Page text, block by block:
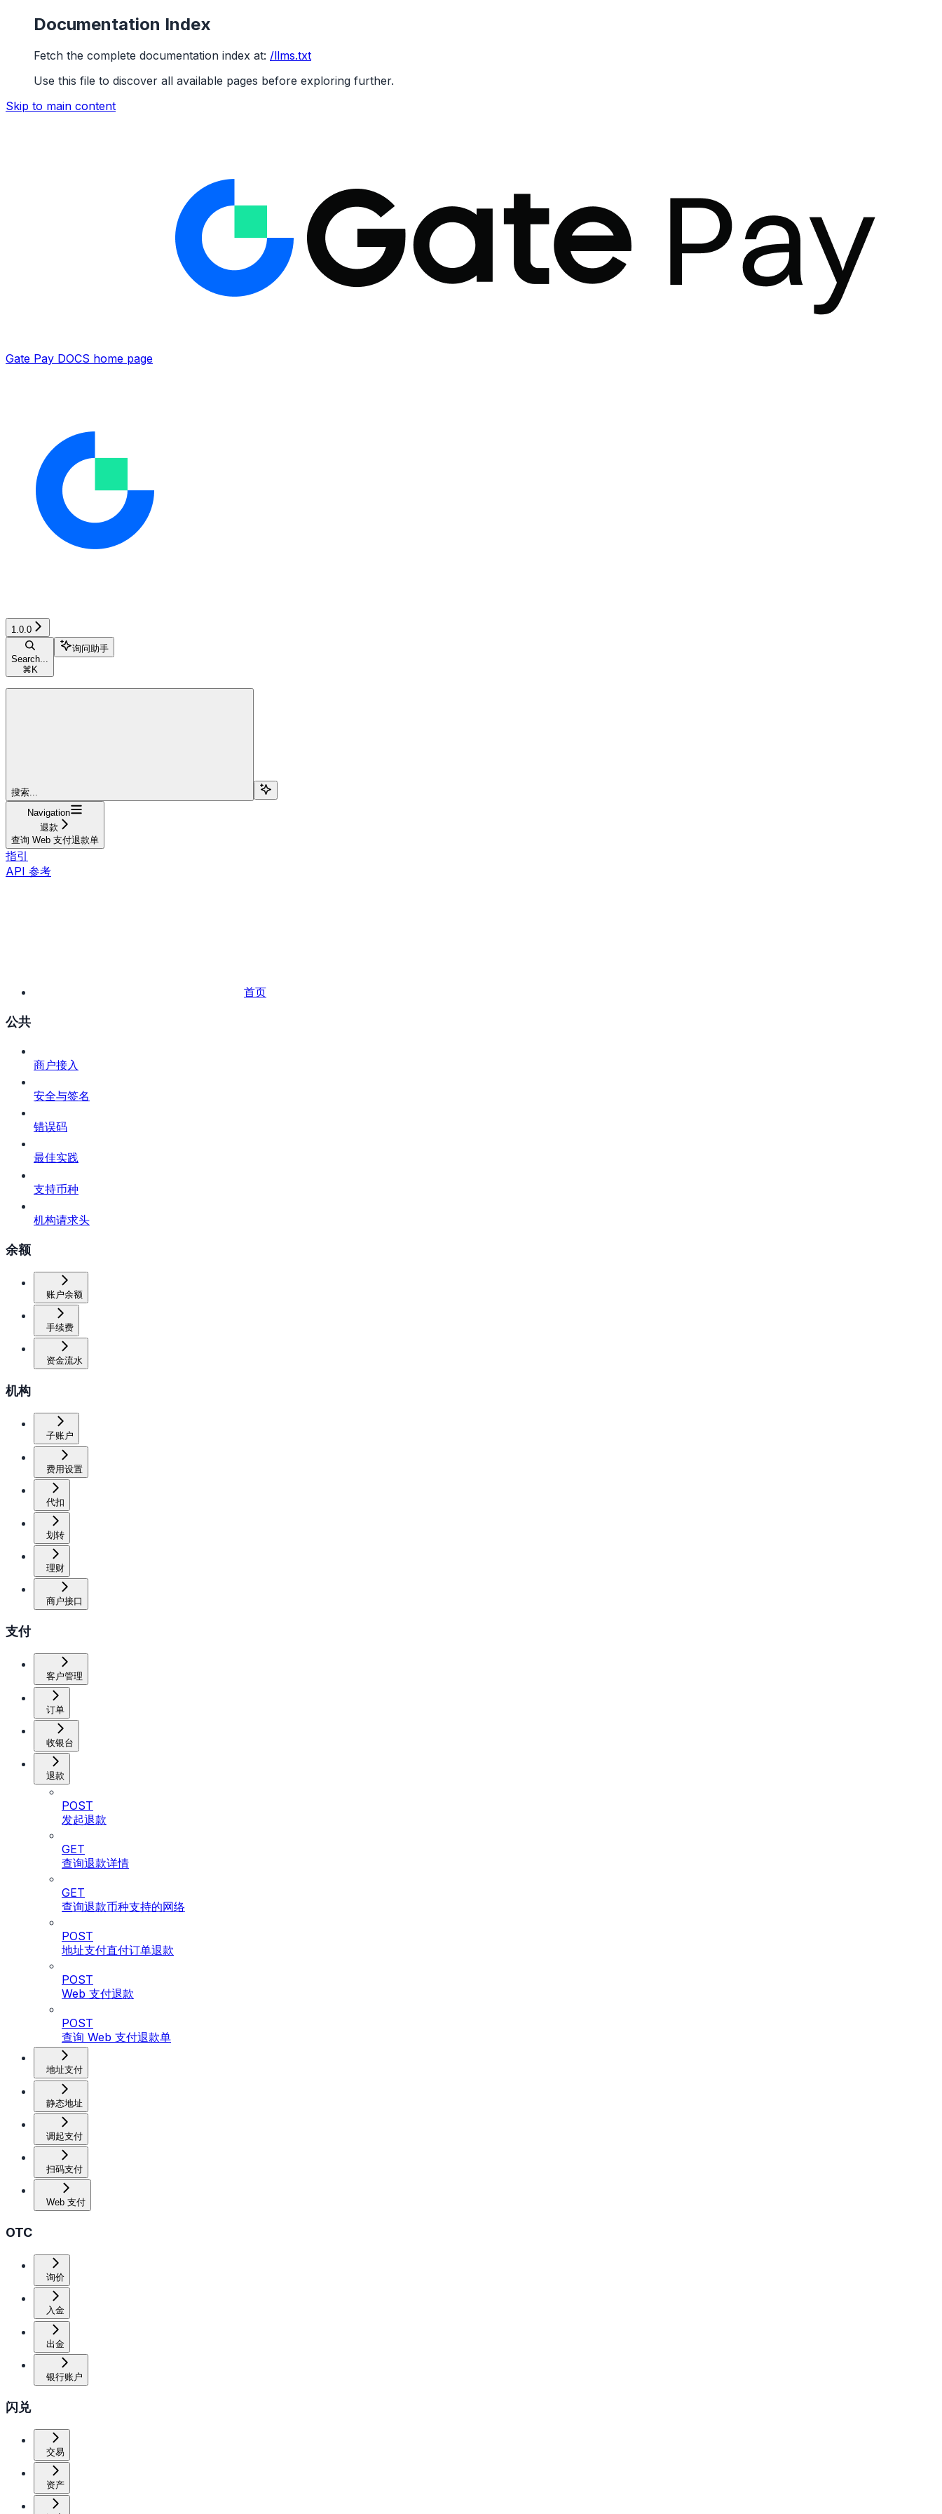
Documentation Index
Fetch the complete documentation index at: /llms.txt
Use this file to discover all available pages before exploring further.
Skip to main content
Gate Pay DOCS home page
1.0.0
Search...
⌘ K
询问助手
搜索...
Navigation
退款
查询 Web 支付退款单
指引
API 参考
首页
公共
商户接入
安全与签名
错误码
最佳实践
支持币种
机构请求头
余额
账户余额
手续费
资金流水
机构
子账户
费用设置
代扣
划转
理财
商户接口
支付
客户管理
订单
收银台
退款
POST
发起退款
GET
查询退款详情
GET
查询退款币种支持的网络
POST
地址支付直付订单退款
POST
Web 支付退款
POST
查询 Web 支付退款单
地址支付
静态地址
调起支付
扫码支付
Web 支付
OTC
询价
入金
出金
银行账户
闪兑
交易
资产